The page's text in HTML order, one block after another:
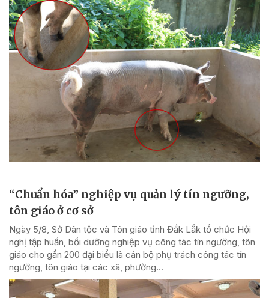
“Chuẩn hóa” nghiệp vụ quản lý tín ngưỡng,
tôn giáo ở cơ sở
Ngày 5/8, Sở Dân tộc và Tôn giáo tỉnh Đắk Lắk tổ chức Hội
nghị tập huấn, bồi dưỡng nghiệp vụ công tác tín ngưỡng, tôn
giáo cho gần 200 đại biểu là cán bộ phụ trách công tác tín
ngưỡng, tôn giáo tại các xã, phường...